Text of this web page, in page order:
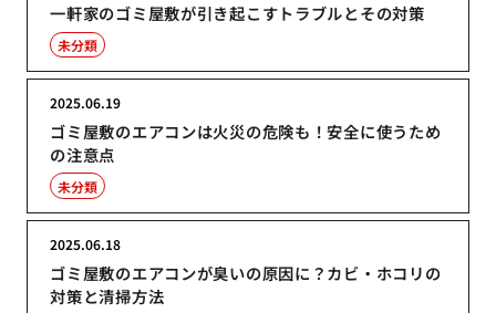
一軒家のゴミ屋敷が引き起こすトラブルとその対策
未分類
ゴミ屋敷のエアコンは火災の危険も！安全に使うため
の注意点
2025.06.19
未分類
ゴミ屋敷のエアコンが臭いの原因に？カビ・ホコリの
対策と清掃方法
2025.06.18